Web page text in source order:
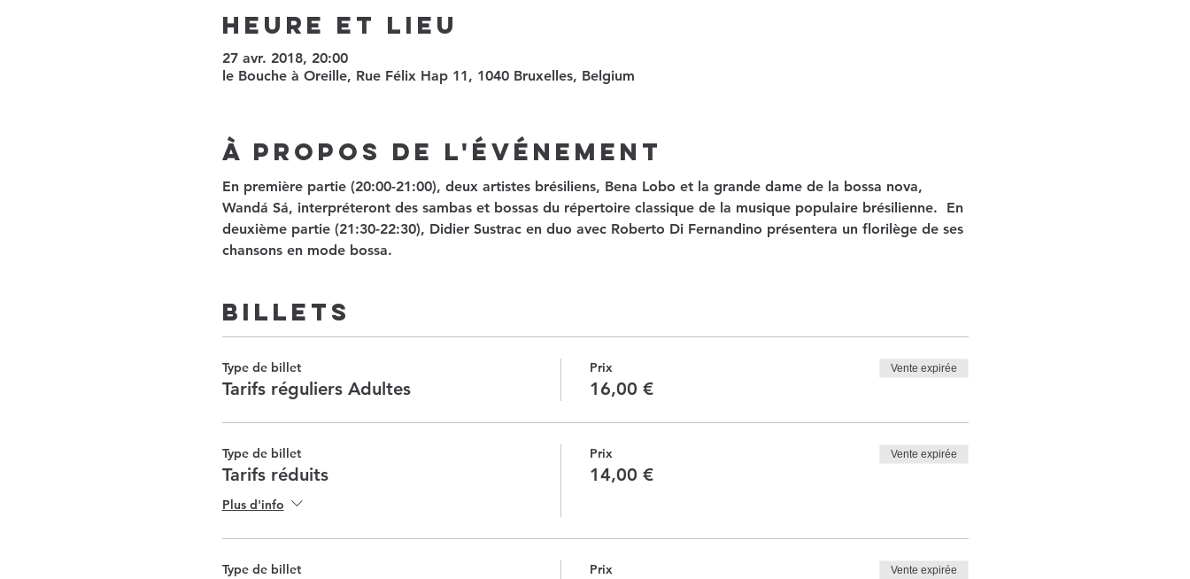
Heure et lieu
27 avr. 2018, 20:00
le Bouche à Oreille, Rue Félix Hap 11, 1040 Bruxelles, Belgium
À propos de l'événement
En première partie (20:00-21:00), deux artistes brésiliens, Bena Lobo et la grande dame de la bossa nova,
Wandá Sá, interpréteront des sambas et bossas du répertoire classique de la musique populaire brésilienne.  En
deuxième partie (21:30-22:30), Didier Sustrac en duo avec Roberto Di Fernandino présentera un florilège de ses
chansons en mode bossa.
Billets
Type de billet
Tarifs réguliers Adultes
Prix
16,00 €
Vente expirée
Type de billet
Tarifs réduits
Plus d'info
Prix
14,00 €
Vente expirée
Type de billet Prix Vente expirée